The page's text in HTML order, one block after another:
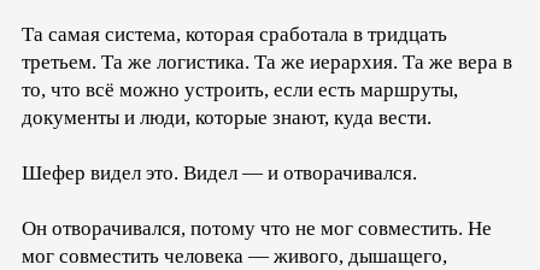
Та самая система, которая сработала в тридцать
третьем. Та же логистика. Та же иерархия. Та же вера в
то, что всё можно устроить, если есть маршруты,
документы и люди, которые знают, куда вести.
Шефер видел это. Видел — и отворачивался.
Он отворачивался, потому что не мог совместить. Не
мог совместить человека — живого, дышащего,